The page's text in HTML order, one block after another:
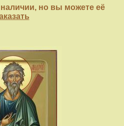
но вы можете её